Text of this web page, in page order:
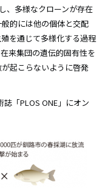
、多様なクローンが存在
的には他の個体と交配
を通じて多様化する過程
来集団の遺伝的固有性を
起こらないように啓発
「PLOS ONE」にオン